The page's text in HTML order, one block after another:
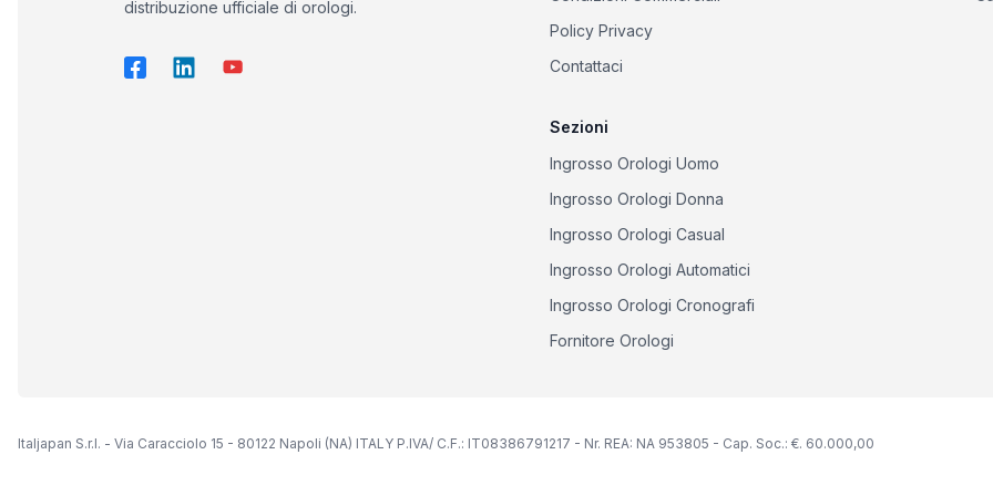
distribuzione ufficiale di orologi.
Policy Privacy
Contattaci
Sezioni
Ingrosso Orologi Uomo
Ingrosso Orologi Donna
Ingrosso Orologi Casual
Ingrosso Orologi Automatici
Ingrosso Orologi Cronografi
Fornitore Orologi
Italjapan S.r.l. - Via Caracciolo 15 - 80122 Napoli (NA) ITALY P.IVA/ C.F.: IT08386791217 - Nr. REA: NA 953805 - Cap. Soc.: €. 60.000,00